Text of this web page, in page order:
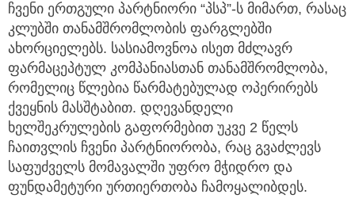
ჩვენი ერთგული პარტნიორი “პსპ”-ს მიმართ, რასაც
კლუბში თანამშრომლობის ფარგლებში
ახორციელებს. სასიამოვნოა ისეთ მძლავრ
ფარმაცეპტულ კომპანიასთან თანამშრომლობა,
რომელიც წლებია წარმატებულად ოპერირებს
ქვეყნის მასშტაბით. დღევანდელი
ხელშეკრულების გაფორმებით უკვე 2 წელს
ჩაითვლის ჩვენი პარტნიორობა, რაც გვაძლევს
საფუძველს მომავალში უფრო მჭიდრო და
ფუნდამეტური ურთიერთობა ჩამოყალიბდეს.